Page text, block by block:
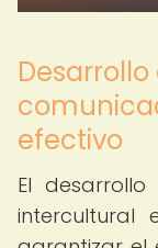
efectivo
El
intercultural